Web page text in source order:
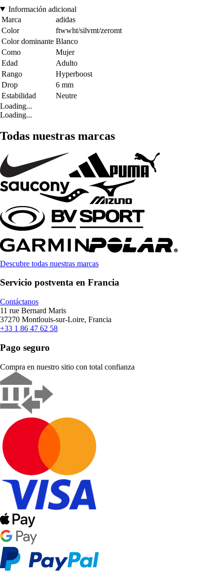
Información adicional
Marca
adidas
Color
ftwwht/silvmt/zeromt
Color dominante Blanco
Como
Mujer
Edad
Adulto
Rango
Hyperboost
Drop
6 mm
Estabilidad
Neutre
Loading...
Loading...
Todas nuestras marcas
Descubre todas nuestras marcas
Servicio postventa en Francia
Contáctanos
11 rue Bernard Maris
37270 Montlouis-sur-Loire, Francia
+33 1 86 47 62 58
Pago seguro
Compra en nuestro sitio con total confianza